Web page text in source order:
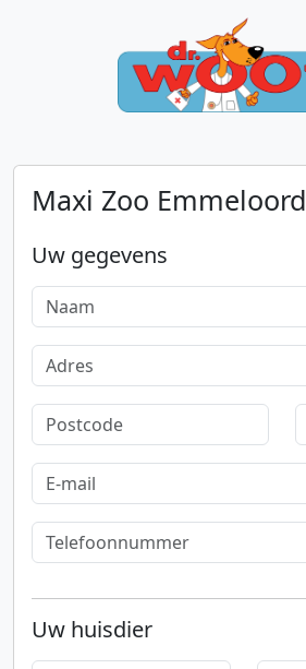
Maxi Zoo Emmeloord
Uw gegevens
Uw huisdier